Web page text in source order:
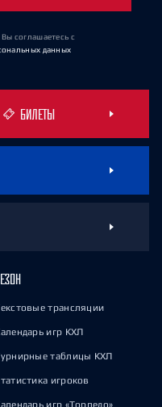
соглашаетесь с
данных
БИЛЕТЫ
трансляции
игр КХЛ
таблицы КХЛ
игроков
игр «Торпедо»